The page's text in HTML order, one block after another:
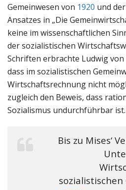
Gemeinwesen von 1920 und
Ansatzes in „Die
keine im wissenschaftlichen
der sozialistischen
Schriften erbrachte Ludwig von
dass im sozialistischen
Wirtschaftsrechnung nicht
zugleich den Beweis, dass
Sozialismus undurchführbar ist.
Bis zu Mises‘
sozialistischen